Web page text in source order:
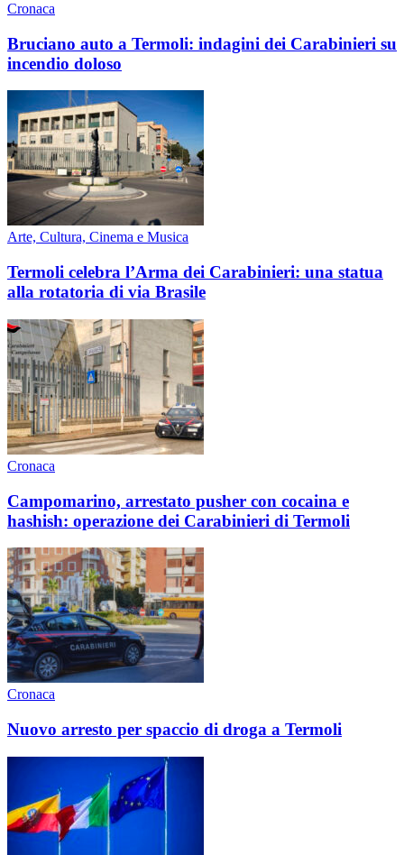
Cronaca
Bruciano auto a Termoli: indagini dei Carabinieri su
incendio doloso
Arte, Cultura, Cinema e Musica
Termoli celebra l’Arma dei Carabinieri: una statua
alla rotatoria di via Brasile
Cronaca
Campomarino, arrestato pusher con cocaina e
hashish: operazione dei Carabinieri di Termoli
Cronaca
Nuovo arresto per spaccio di droga a Termoli